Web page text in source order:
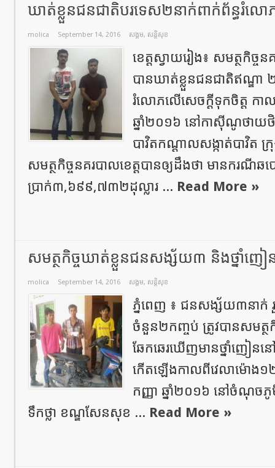
ឃាត់ខ្លួនជនជាតិបរទេស២នាក់ពាក់ព័ន្ធរំលោ
molica September 14, 2016 សង្គម, សន្តិសុខ
ខេត្តស្វាយរៀង៖ សមត្ថកិច្ច
បានឃាត់ខ្លួនជនជាតិឥណ្ឌ
រំលោភលើសេចក្ដីទុកចិត្ត កា
ឆ្នាំ២០១៦ នៅកាស៊ីណូថាយ
បាវិតកណ្តាលសង្កាត់បាវិត ក្
សមត្ថកិច្ចនគរបាលខេត្តបានឲ្យដឹងថា មានករណីឆ
ប្រាក់៣,៦៩៩,៧៣២ដុល្លារ ... Read More »
សមត្ថកិច្ចឃាត់ខ្លួនជនសង្ស័យ៣ និងថ្នាំញ
molica September 14, 2016 សង្គម, សន្តិសុខ
ភ្នំពេញ ៖ ជនសង្ស័យ៣នាក់
ចំនួន២កញ្ចប់ ត្រូវបានសមត្ថកិ
ឆែកឆេរឃើញមានថ្នាំញៀនន
កើតឡើងកាលពីវេលាម៉ោង១
កញ្ញា ឆ្នាំ២០១៦ នៅចំណុចភូ
ទឹកថ្លា ខណ្ឌសែនសុខ ... Read More »